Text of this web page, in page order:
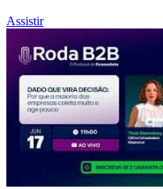
Assistir